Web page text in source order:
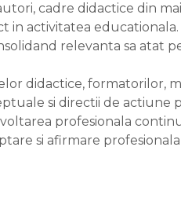
cadre didactice din
in activitatea
relevanta sa atat
didactice, formatorilor,
si directii de actiune
profesionala
si afirmare